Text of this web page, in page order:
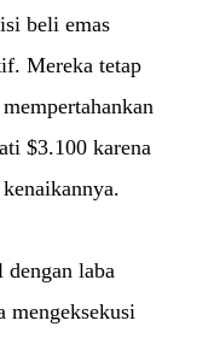
beli emas
Mereka tetap
$3.100 karena
laba
mengeksekusi